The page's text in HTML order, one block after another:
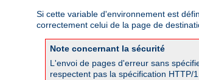
Si cette variable d'environnement est
correctement celui de la page de
Note concernant la sécurité
L'envoi de pages d'erreur sans
respectent pas la spécification